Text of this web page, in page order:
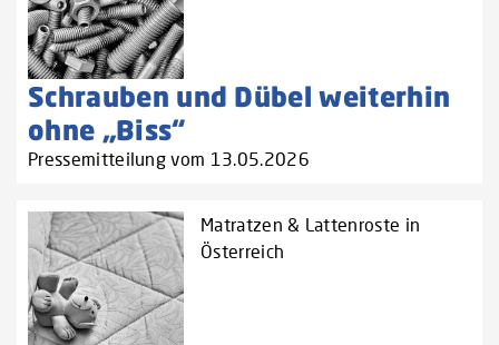
Schrauben und Dübel weiterhin
ohne „Biss“
Pressemitteilung vom 13.05.2026
Matratzen & Lattenroste in
Österreich